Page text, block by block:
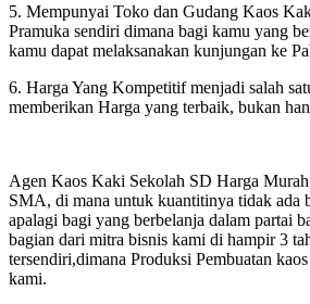
5. Mempunyai Toko dan Gudang Kaos
Pramuka sendiri dimana bagi kamu yang
kamu dapat melaksanakan kunjungan ke
6. Harga Yang Kompetitif menjadi salah
memberikan Harga yang terbaik, bukan
Agen Kaos Kaki Sekolah SD Harga
SMA, di mana untuk kuantitinya tidak ada
apalagi bagi yang berbelanja dalam partai
bagian dari mitra bisnis kami di hampir 3
tersendiri,dimana Produksi Pembuatan
kami.